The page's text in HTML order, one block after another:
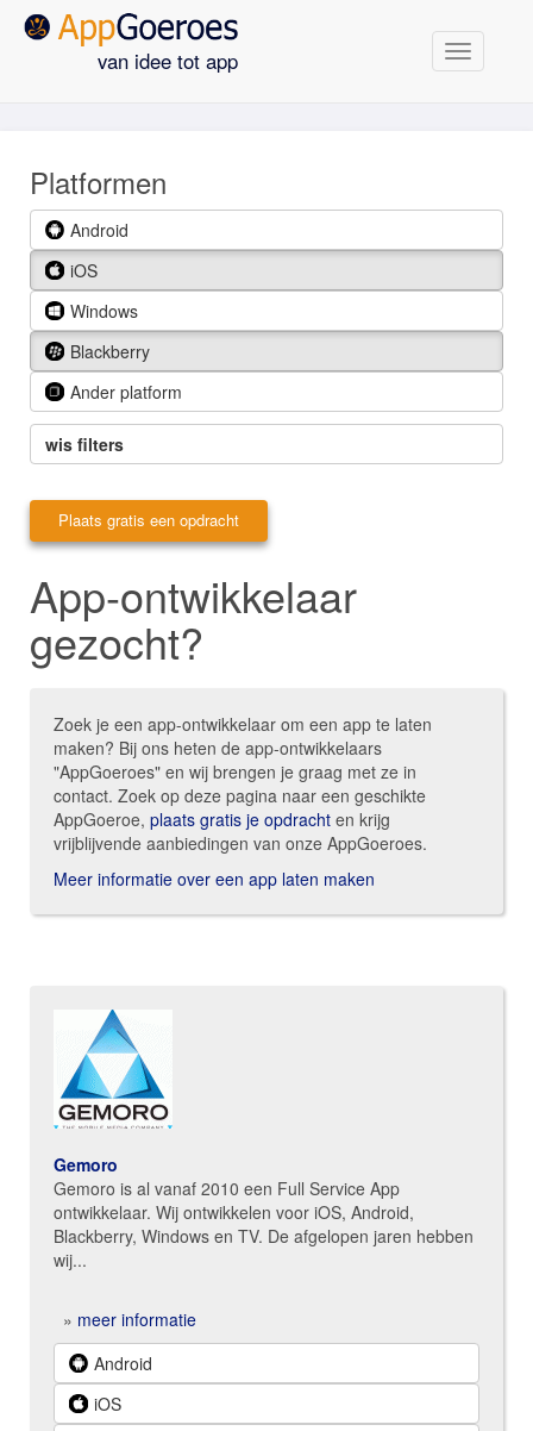
van idee tot app Navigatie
Platformen
Android
iOS
Windows
Blackberry
Ander platform
wis filters
Plaats gratis een opdracht
App-ontwikkelaar
gezocht?
Zoek je een app-ontwikkelaar om een app te laten
maken? Bij ons heten de app-ontwikkelaars
"AppGoeroes" en wij brengen je graag met ze in
contact. Zoek op deze pagina naar een geschikte
AppGoeroe, plaats gratis je opdracht en krijg
vrijblijvende aanbiedingen van onze AppGoeroes.
Meer informatie over een app laten maken
Gemoro
Gemoro is al vanaf 2010 een Full Service App
ontwikkelaar. Wij ontwikkelen voor iOS, Android,
Blackberry, Windows en TV. De afgelopen jaren hebben
wij...
» meer informatie
Android
iOS